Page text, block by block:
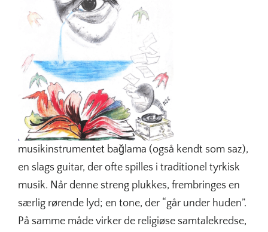
musikinstrumentet bağlama (også kendt som saz),
en slags guitar, der ofte spilles i traditionel tyrkisk
musik. Når denne streng plukkes, frembringes en
særlig rørende lyd; en tone, der “går under huden”.
På samme måde virker de religiøse samtalekredse,